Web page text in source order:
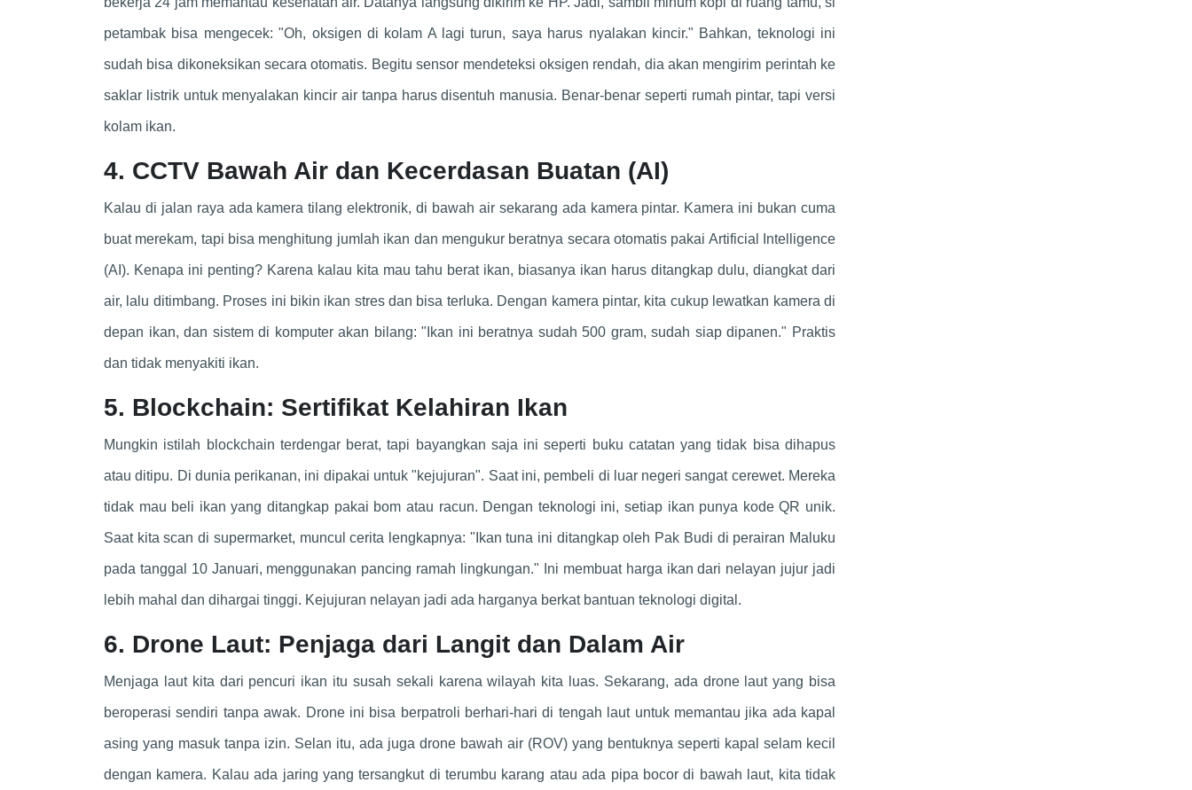
petambak bisa mengecek: "Oh, oksigen di kolam A lagi turun, saya harus nyalakan kincir." Bahkan, teknologi ini
sudah bisa dikoneksikan secara otomatis. Begitu sensor mendeteksi oksigen rendah, dia akan mengirim perintah ke
saklar listrik untuk menyalakan kincir air tanpa harus disentuh manusia. Benar-benar seperti rumah pintar, tapi versi
kolam ikan.
4. CCTV Bawah Air dan Kecerdasan Buatan (AI)
Kalau di jalan raya ada kamera tilang elektronik, di bawah air sekarang ada kamera pintar. Kamera ini bukan cuma
buat merekam, tapi bisa menghitung jumlah ikan dan mengukur beratnya secara otomatis pakai Artificial Intelligence
(AI). Kenapa ini penting? Karena kalau kita mau tahu berat ikan, biasanya ikan harus ditangkap dulu, diangkat dari
air, lalu ditimbang. Proses ini bikin ikan stres dan bisa terluka. Dengan kamera pintar, kita cukup lewatkan kamera di
depan ikan, dan sistem di komputer akan bilang: "Ikan ini beratnya sudah 500 gram, sudah siap dipanen." Praktis
dan tidak menyakiti ikan.
5. Blockchain: Sertifikat Kelahiran Ikan
Mungkin istilah blockchain terdengar berat, tapi bayangkan saja ini seperti buku catatan yang tidak bisa dihapus
atau ditipu. Di dunia perikanan, ini dipakai untuk "kejujuran". Saat ini, pembeli di luar negeri sangat cerewet. Mereka
tidak mau beli ikan yang ditangkap pakai bom atau racun. Dengan teknologi ini, setiap ikan punya kode QR unik.
Saat kita scan di supermarket, muncul cerita lengkapnya: "Ikan tuna ini ditangkap oleh Pak Budi di perairan Maluku
pada tanggal 10 Januari, menggunakan pancing ramah lingkungan." Ini membuat harga ikan dari nelayan jujur jadi
lebih mahal dan dihargai tinggi. Kejujuran nelayan jadi ada harganya berkat bantuan teknologi digital.
6. Drone Laut: Penjaga dari Langit dan Dalam Air
Menjaga laut kita dari pencuri ikan itu susah sekali karena wilayah kita luas. Sekarang, ada drone laut yang bisa
beroperasi sendiri tanpa awak. Drone ini bisa berpatroli berhari-hari di tengah laut untuk memantau jika ada kapal
asing yang masuk tanpa izin. Selan itu, ada juga drone bawah air (ROV) yang bentuknya seperti kapal selam kecil
dengan kamera. Kalau ada jaring yang tersangkut di terumbu karang atau ada pipa bocor di bawah laut, kita tidak